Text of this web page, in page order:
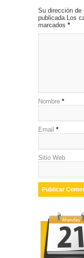
Su dirección de
publicada.Los
marcados *
Nombre *
Email *
Sitio Web